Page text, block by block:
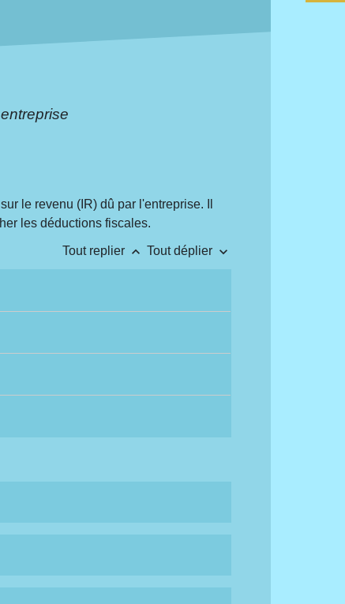
le revenu (IR) dû par l'entreprise. Il
les déductions fiscales.
Tout replier keyboard_arrow_up Tout déplier keyboard_arrow_down